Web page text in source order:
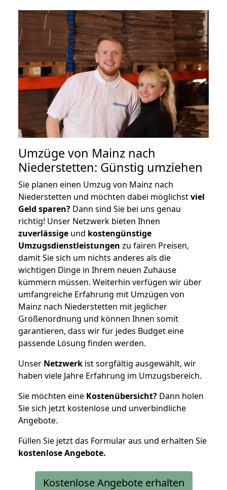
Umzüge von Mainz nach
Niederstetten: Günstig umziehen
Sie planen einen Umzug von Mainz nach
Niederstetten und möchten dabei möglichstviel
Geld sparen? Dann sind Sie bei uns genau
richtig! Unser Netzwerk bieten Ihnen
zuverlässige und kostengünstige
Umzugsdienstleistungen zu fairen Preisen,
damit Sie sich um nichts anderes als die
wichtigen Dinge in Ihrem neuen Zuhause
kümmern müssen. Weiterhin verfügen wir über
umfangreiche Erfahrung mit Umzügen von
Mainz nach Niederstetten mit jeglicher
Größenordnung und können Ihnen somit
garantieren, dass wir für jedes Budget eine
passende Lösung finden werden.
Unser Netzwerk ist sorgfältig ausgewählt, wir
haben viele Jahre Erfahrung im Umzugsbereich.
Sie möchten eine Kostenübersicht? Dann holen
Sie sich jetzt kostenlose und unverbindliche
Angebote.
Füllen Sie jetzt das Formular aus und erhalten Sie
kostenloseAngebote.
Kostenlose Angebote erhalten